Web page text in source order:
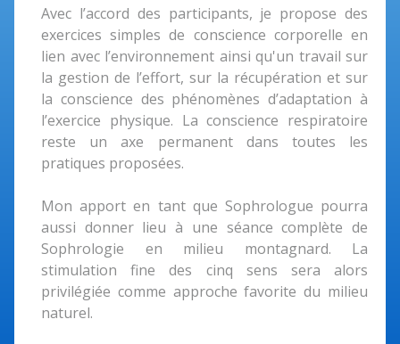
Avec l’accord des participants, je propose des
exercices simples de conscience corporelle en
lien avec l’environnement ainsi qu'un travail sur
la gestion de l’effort, sur la récupération et sur
la conscience des phénomènes d’adaptation à
l’exercice physique. La conscience respiratoire
reste un axe permanent dans toutes les
pratiques proposées.
Mon apport en tant que Sophrologue pourra
aussi donner lieu à une séance complète de
Sophrologie en milieu montagnard. La
stimulation fine des cinq sens sera alors
privilégiée comme approche favorite du milieu
naturel.